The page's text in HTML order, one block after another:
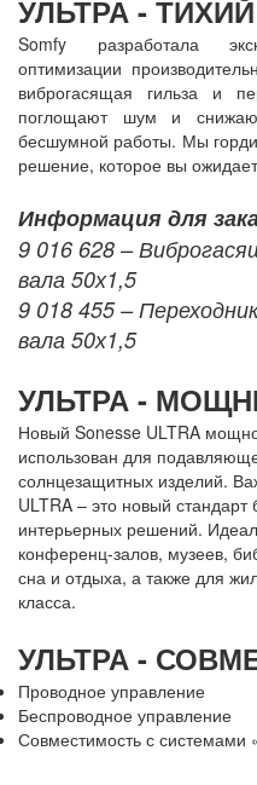
УЛЬТРА - ТИХИЙ
Somfy разработала
оптимизации
виброгасящая гильза и
поглощают шум и
бесшумной работы. Мы
решение, которое вы
Информация для
9 016 628 –
вала 50х1,5
9 018 455 –
вала 50х1,5
УЛЬТРА -
Новый Sonesse ULTRA
использован для
солнцезащитных изделий.
ULTRA – это новый
интерьерных решений.
конференц-залов, музеев,
сна и отдыха, а также для
класса.
УЛЬТРА -
Проводное управление
Беспроводное управление
Совместимость с